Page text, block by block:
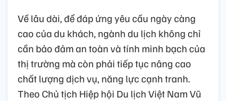
Về lâu dài, để đáp ứng yêu cầu ngày càng
cao của du khách, ngành du lịch không chỉ
cần bảo đảm an toàn và tính minh bạch của
thị trường mà còn phải tiếp tục nâng cao
chất lượng dịch vụ, năng lực cạnh tranh.
Theo Chủ tịch Hiệp hội Du lịch Việt Nam Vũ